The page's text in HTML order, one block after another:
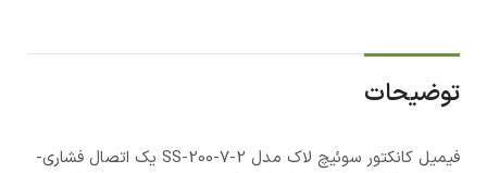
توضیحات
فیمیل کانکتور سوئیچ لاک مدل SS-200-7-2 یک اتصال فشاری-